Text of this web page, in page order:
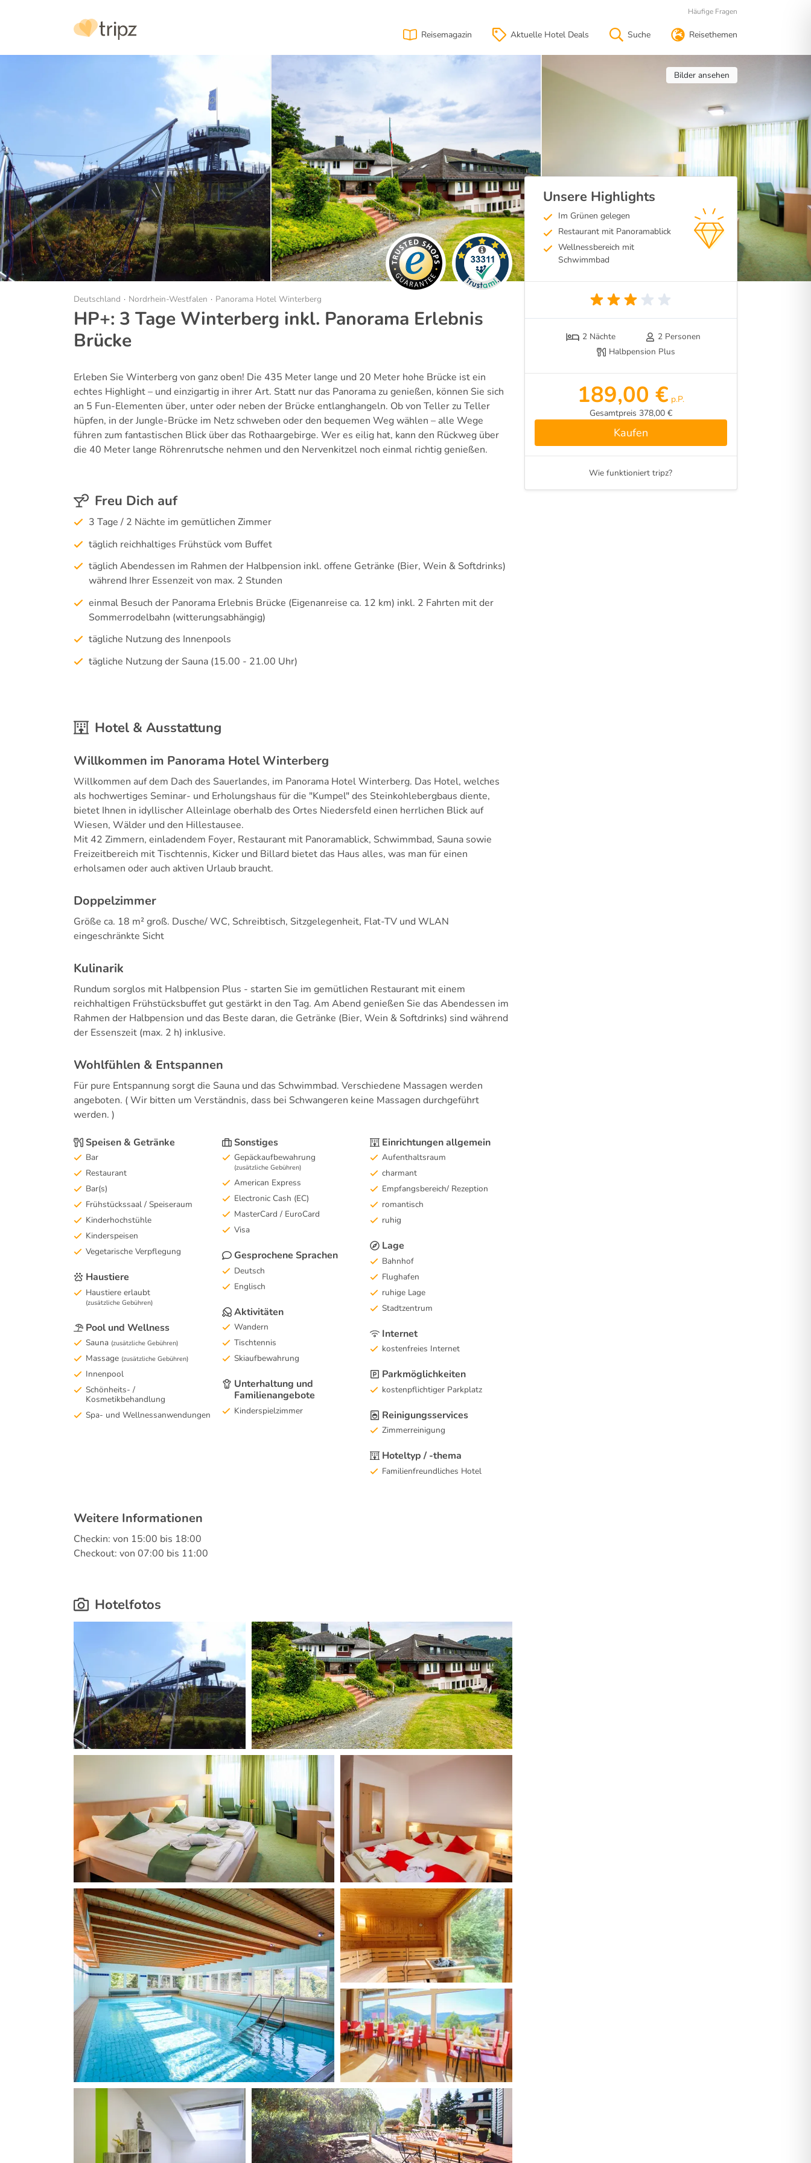
Reisemagazin Aktuelle Hotel Deals Suche Reisethemen
Häufige Fragen
Bilder ansehen
Hotel& Ausstattung Bilder Urlaubsregion Lage& Anfahrt
Deutschland Nordrhein-Westfalen Panorama Hotel Winterberg
HP+: 3 Tage Winterberg inkl. Panorama Erlebnis
Brücke
Erleben Sie Winterberg von ganz oben! Die 435 Meter lange und 20 Meter hohe Brücke ist ein
echtes Highlight – und einzigartig in ihrer Art. Statt nur das Panorama zu genießen, können Sie sich
an 5 Fun-Elementen über, unter oder neben der Brücke entlanghangeln. Ob von Teller zu Teller
hüpfen, in der Jungle-Brücke im Netz schweben oder den bequemen Weg wählen – alle Wege
führen zum fantastischen Blick über das Rothaargebirge. Wer es eilig hat, kann den Rückweg über
die 40 Meter lange Röhrenrutsche nehmen und den Nervenkitzel noch einmal richtig genießen.
Freu Dich auf
3 Tage / 2 Nächte im gemütlichen Zimmer
täglich reichhaltiges Frühstück vom Buffet
täglich Abendessen im Rahmen der Halbpension inkl. offene Getränke (Bier, Wein & Softdrinks)
während Ihrer Essenzeit von max. 2 Stunden
einmal Besuch der Panorama Erlebnis Brücke (Eigenanreise ca. 12 km) inkl. 2 Fahrten mit der
Sommerrodelbahn (witterungsabhängig)
tägliche Nutzung des Innenpools
tägliche Nutzung der Sauna (15.00 - 21.00 Uhr)
Hotel & Ausstattung
Willkommen im Panorama Hotel Winterberg
Willkommen auf dem Dach des Sauerlandes, im Panorama Hotel Winterberg. Das Hotel, welches
als hochwertiges Seminar- und Erholungshaus für die "Kumpel" des Steinkohlebergbaus diente,
bietet Ihnen in idyllischer Alleinlage oberhalb des Ortes Niedersfeld einen herrlichen Blick auf
Wiesen, Wälder und den Hillestausee.
Mit 42 Zimmern, einladendem Foyer, Restaurant mit Panoramablick, Schwimmbad, Sauna sowie
Freizeitbereich mit Tischtennis, Kicker und Billard bietet das Haus alles, was man für einen
erholsamen oder auch aktiven Urlaub braucht.
Doppelzimmer
Größe ca. 18 m² groß. Dusche/ WC, Schreibtisch, Sitzgelegenheit, Flat-TV und WLAN
eingeschränkte Sicht
Kulinarik
Rundum sorglos mit Halbpension Plus - starten Sie im gemütlichen Restaurant mit einem
reichhaltigen Frühstücksbuffet gut gestärkt in den Tag. Am Abend genießen Sie das Abendessen im
Rahmen der Halbpension und das Beste daran, die Getränke (Bier, Wein & Softdrinks) sind während
der Essenszeit (max. 2 h) inklusive.
Wohlfühlen & Entspannen
Für pure Entspannung sorgt die Sauna und das Schwimmbad. Verschiedene Massagen werden
angeboten. ( Wir bitten um Verständnis, dass bei Schwangeren keine Massagen durchgeführt
werden. )
Speisen & Getränke
Bar
Restaurant
Bar(s)
Frühstückssaal / Speiseraum
Kinderhochstühle
Kinderspeisen
Vegetarische Verpflegung
Haustiere
Haustiere erlaubt
(zusätzliche Gebühren)
Pool und Wellness
Sauna (zusätzliche Gebühren)
Massage (zusätzliche Gebühren)
Innenpool
Schönheits- /
Kosmetikbehandlung
Spa- und Wellnessanwendungen
Sonstiges
Gepäckaufbewahrung
(zusätzliche Gebühren)
American Express
Electronic Cash (EC)
MasterCard / EuroCard
Visa
Gesprochene Sprachen
Deutsch
Englisch
Aktivitäten
Wandern
Tischtennis
Skiaufbewahrung
Unterhaltung und
Familienangebote
Kinderspielzimmer
Einrichtungen allgemein
Aufenthaltsraum
charmant
Empfangsbereich/ Rezeption
romantisch
ruhig
Lage
Bahnhof
Flughafen
ruhige Lage
Stadtzentrum
Internet
kostenfreies Internet
Parkmöglichkeiten
kostenpflichtiger Parkplatz
Reinigungsservices
Zimmerreinigung
Hoteltyp / -thema
Familienfreundliches Hotel
Weitere Informationen
Checkin: von 15:00 bis 18:00
Checkout: von 07:00 bis 11:00
Hotelfotos
Unsere Highlights
Im Grünen gelegen
Restaurant mit Panoramablick
Wellnessbereich mit
Schwimmbad
2 Nächte
2 Personen
Halbpension Plus
189,00 € p.P.
Gesamtpreis 378,00 €
Kaufen
Wie funktioniert tripz?